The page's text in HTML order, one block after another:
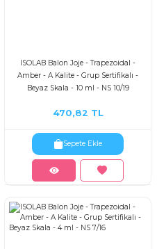
ISOLAB Balon Joje - Trapezoidal -
Amber - A Kalite - Grup Sertifikalı -
Beyaz Skala - 10 ml - NS 10/19
470,82 TL
Sepete Ekle